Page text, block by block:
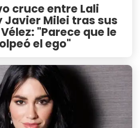
cruce entre Lali
Javier Milei tras sus
"Parece que le
el ego"